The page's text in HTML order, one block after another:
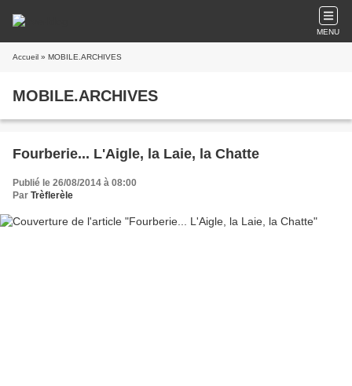
MENU
Accueil » MOBILE.ARCHIVES
MOBILE.ARCHIVES
Fourberie... L'Aigle, la Laie, la Chatte
Publié le 26/08/2014 à 08:00
Par Trèflerèle